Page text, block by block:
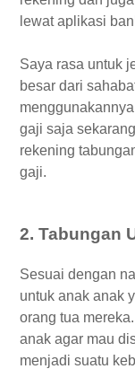
lewat aplikasi
Saya rasa untuk
besar dari
gaji saja
rekening
gaji.
2. Tabungan
Sesuai dengan
untuk anak anak
orang tua
anak agar mau
menjadi suatu